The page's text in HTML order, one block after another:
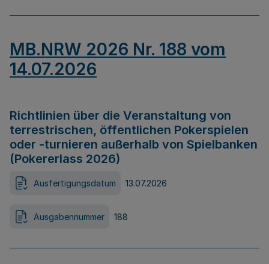
MB.NRW 2026 Nr. 188 vom
14.07.2026
Richtlinien über die Veranstaltung von
terrestrischen, öffentlichen Pokerspielen
oder -turnieren außerhalb von Spielbanken
(Pokererlass 2026)
Ausfertigungsdatum 13.07.2026
Ausgabennummer 188